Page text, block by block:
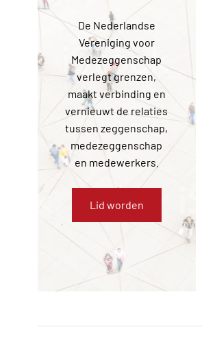
De Nederlandse
Vereniging voor
Medezeggenschap
verlegt grenzen,
maakt verbinding en
vernieuwt de relaties
tussen zeggenschap,
medezeggenschap
en medewerkers.
Lid worden